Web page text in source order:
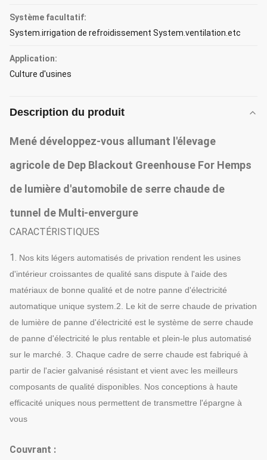
Système facultatif:
System.irrigation de refroidissement System.ventilation.etc
Application:
Culture d'usines
Description du produit
Mené développez-vous allumant l'élevage
agricole de Dep Blackout Greenhouse For Hemps
de lumière d'automobile de serre chaude de
tunnel de Multi-envergure
CARACTÉRISTIQUES
1. Nos kits légers automatisés de privation rendent les usines
d'intérieur croissantes de qualité sans dispute à l'aide des
matériaux de bonne qualité et de notre panne d'électricité
automatique unique system.2. Le kit de serre chaude de privation
de lumière de panne d'électricité est le système de serre chaude
de panne d'électricité le plus rentable et plein-le plus automatisé
sur le marché. 3. Chaque cadre de serre chaude est fabriqué à
partir de l'acier galvanisé résistant et vient avec les meilleurs
composants de qualité disponibles. Nos conceptions à haute
efficacité uniques nous permettent de transmettre l'épargne à
vous
Couvrant :